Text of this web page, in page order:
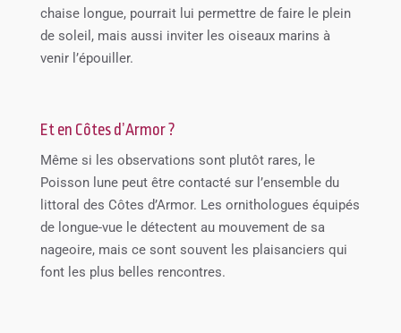
chaise longue, pourrait lui permettre de faire le plein
de soleil, mais aussi inviter les oiseaux marins à
venir l’épouiller.
Et en Côtes d’Armor ?
Même si les observations sont plutôt rares, le
Poisson lune peut être contacté sur l’ensemble du
littoral des Côtes d’Armor. Les ornithologues équipés
de longue-vue le détectent au mouvement de sa
nageoire, mais ce sont souvent les plaisanciers qui
font les plus belles rencontres.